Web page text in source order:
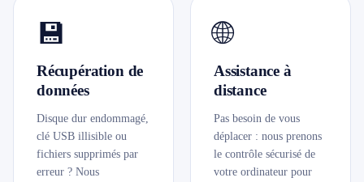
💾
Récupération de
données
Disque dur endommagé,
clé USB illisible ou
fichiers supprimés par
erreur ? Nous
🌐
Assistance à
distance
Pas besoin de vous
déplacer : nous prenons
le contrôle sécurisé de
votre ordinateur pour